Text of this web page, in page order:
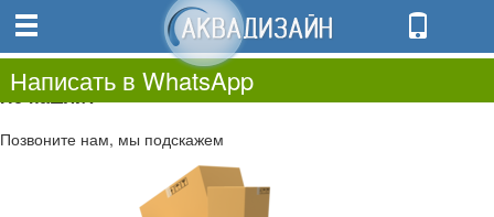
0.00
0
Не нашли?
Позвоните нам, мы подскажем
Написать в WhatsApp